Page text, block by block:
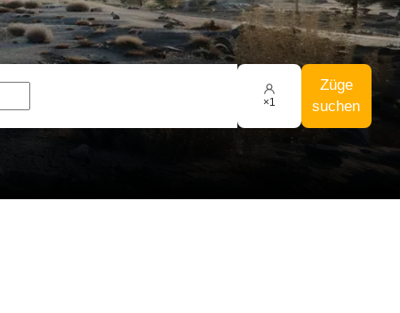
×1
Züge
suchen